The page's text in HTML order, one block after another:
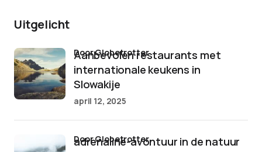
Uitgelicht
Aanbevolen restaurants met
internationale keukens in
Slowakije
door Globetrotter
april 12, 2025
adrenaline-avontuur in de natuur
door Globetrotter